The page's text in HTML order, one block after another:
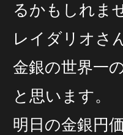
るかもしれま
レイダリオさ
金銀の世界一
と思います。
明日の金銀円